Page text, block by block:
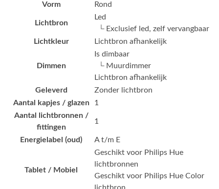
Vorm
Rond
Lichtbron
Led
└ Exclusief led, zelf vervangbaar
Lichtkleur
Lichtbron afhankelijk
Dimmen
Is dimbaar
└ Muurdimmer
Lichtbron afhankelijk
Geleverd
Zonder lichtbron
Aantal kapjes / glazen
1
Aantal lichtbronnen /
fittingen
1
Energielabel (oud) A t/m E
Tablet / Mobiel
Geschikt voor Philips Hue
lichtbronnen
Geschikt voor Philips Hue Color